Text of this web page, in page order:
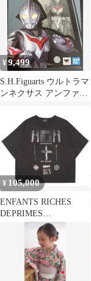
¥9,499
S.H.Figuarts ウルトラマ
ンネクサス アンファン
¥ 105,000
ENFANTS RICHES
DEPRIMES
SPILITUALISTS